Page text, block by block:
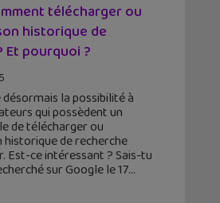
télécharger ou
historique de
Et pourquoi ?
la possibilité à
qui possèdent un
de télécharger ou
historique de recherche
Est-ce intéressant ? Sais-tu
sur Google le 17